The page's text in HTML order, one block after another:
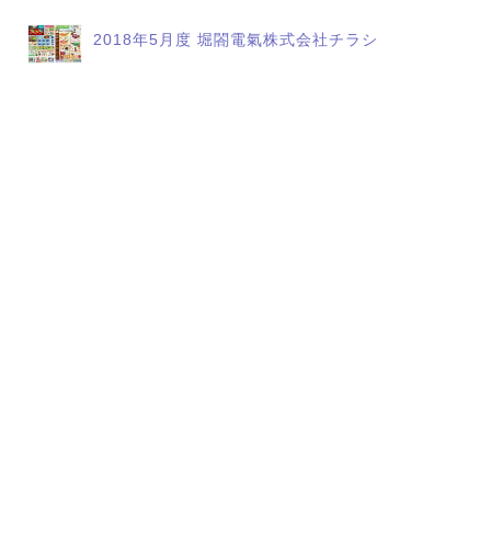
2018年5月度 堀閤電氣株式会社チラシ